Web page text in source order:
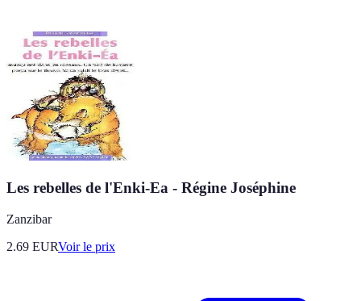
Les rebelles de l'Enki-Ea - Régine Joséphine
Zanzibar
2.69 EURVoir le prix